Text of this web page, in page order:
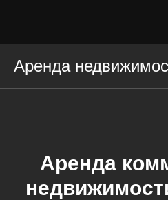
Аренда
Аренда